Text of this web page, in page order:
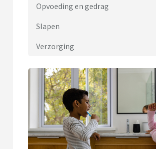
Opvoeding en gedrag
Slapen
Verzorging